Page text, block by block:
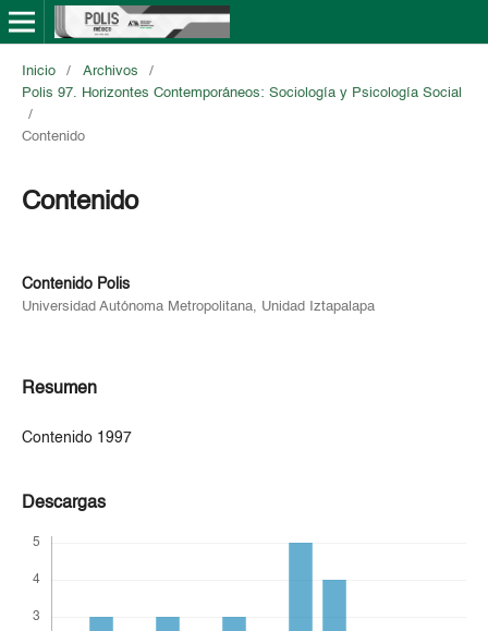
Inicio / Archivos
/
Polis 97. Horizontes Contemporáneos: Sociología y Psicología Social
/
Contenido
Contenido
Contenido Polis
Universidad Autónoma Metropolitana, Unidad Iztapalapa
Resumen
Contenido 1997
Descargas